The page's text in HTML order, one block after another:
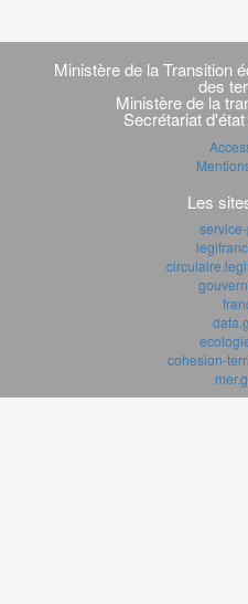
Navigation
transverse
Ministère de la Transition
des
Ministère de la
Secrétariat
Les
cohesion-